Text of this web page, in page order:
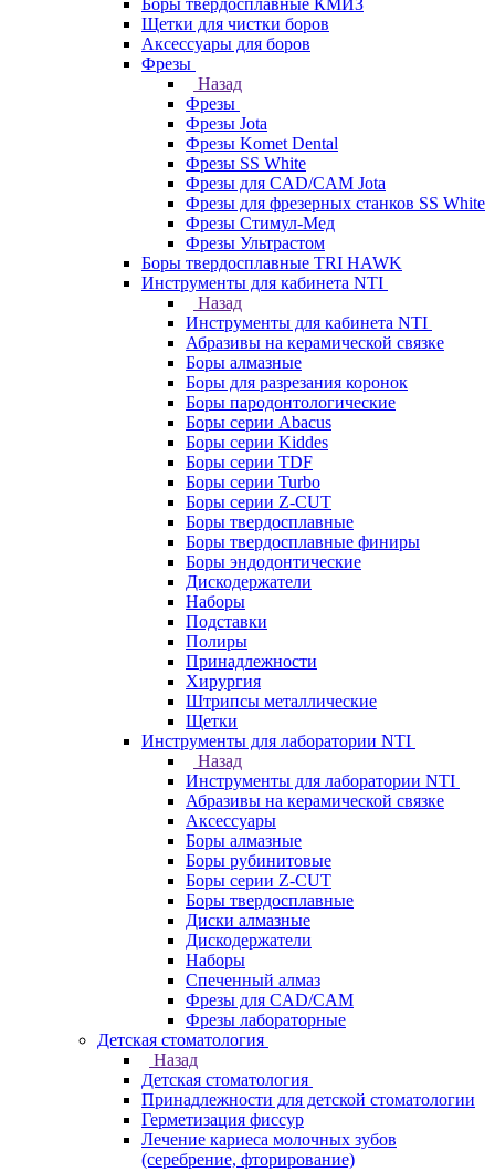
Боры твердосплавные КМИЗ
Щетки для чистки боров
Аксессуары для боров
Фрезы
Назад
Фрезы
Фрезы Jota
Фрезы Komet Dental
Фрезы SS White
Фрезы для CAD/CAM Jota
Фрезы для фрезерных станков SS White
Фрезы Стимул-Мед
Фрезы Ультрастом
Боры твердосплавные TRI HAWK
Инструменты для кабинета NTI
Назад
Инструменты для кабинета NTI
Абразивы на керамической связке
Боры алмазные
Боры для разрезания коронок
Боры пародонтологические
Боры серии Abacus
Боры серии Kiddes
Боры серии TDF
Боры серии Turbo
Боры серии Z-CUT
Боры твердосплавные
Боры твердосплавные финиры
Боры эндодонтические
Дискодержатели
Наборы
Подставки
Полиры
Принадлежности
Хирургия
Штрипсы металлические
Щетки
Инструменты для лаборатории NTI
Назад
Инструменты для лаборатории NTI
Абразивы на керамической связке
Аксессуары
Боры алмазные
Боры рубинитовые
Боры серии Z-CUT
Боры твердосплавные
Диски алмазные
Дискодержатели
Наборы
Спеченный алмаз
Фрезы для CAD/CAM
Фрезы лабораторные
Детская стоматология
Назад
Детская стоматология
Принадлежности для детской стоматологии
Герметизация фиссур
Лечение кариеса молочных зубов
(серебрение, фторирование)